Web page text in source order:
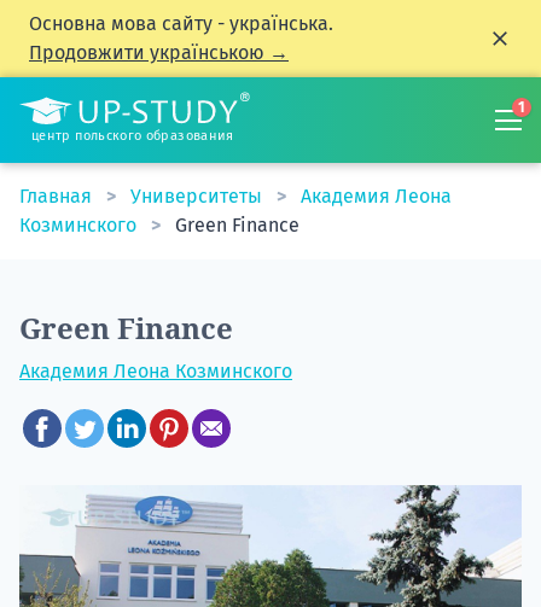
Основна мова сайту - українська.
Продовжити українською →
центр польского образования
1
Главная Университеты
Академия Леона
Козминского
Green Finance
Green Finance
Академия Леона Козминского